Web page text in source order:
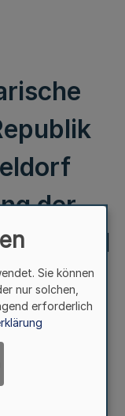
der
– LPA II
6.
Sie können
nur solchen,
erforderlich